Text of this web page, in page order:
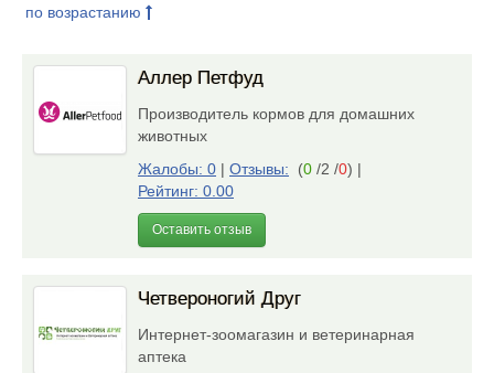
по возрастанию
Аллер Петфуд
Производитель кормов для домашних
животных
Жалобы: 0 | Отзывы: (0 /2 /0) |
Рейтинг: 0.00
Оставить отзыв
Четвероногий Друг
Интернет-зоомагазин и ветеринарная
аптека